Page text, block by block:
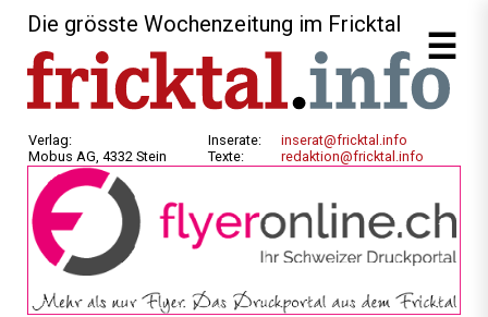
Die grösste Wochenzeitung im Fricktal
Verlag:
Mobus AG, 4332 Stein
Inserate:
Texte:
inserat@fricktal.info
redaktion@fricktal.info